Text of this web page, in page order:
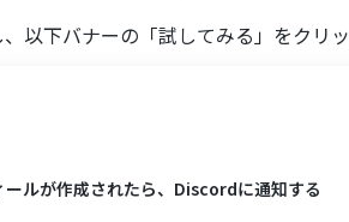
以下バナーの「試してみる」をクリ
ルが作成されたら、Discordに通知する